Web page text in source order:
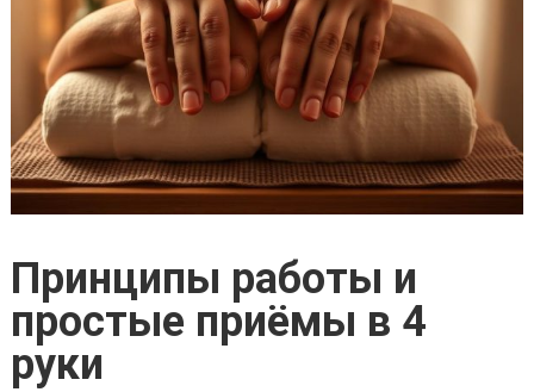
Принципы работы и
простые приёмы в 4
руки